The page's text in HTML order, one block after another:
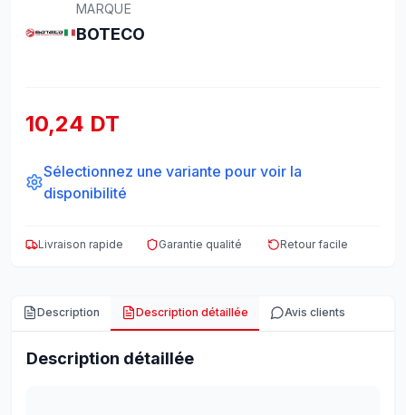
MARQUE
BOTECO
10,24 DT
Sélectionnez une variante pour voir la
disponibilité
Livraison rapide Garantie qualité Retour facile
Description Description détaillée Avis clients
Description détaillée